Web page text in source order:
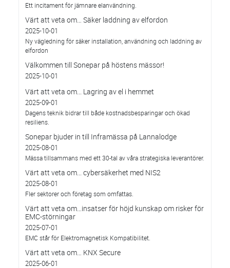
Ett incitament för jämnare elanvändning.
Värt att veta om… Säker laddning av elfordon
2025-10-01
Ny vägledning för säker installation, användning och laddning av
elfordon
Välkommen till Sonepar på höstens mässor!
2025-10-01
Värt att veta om... Lagring av el i hemmet
2025-09-01
Dagens teknik bidrar till både kostnadsbesparingar och ökad
resiliens.
Sonepar bjuder in till Inframässa på Lannalodge
2025-08-01
Mässa tillsammans med ett 30-tal av våra strategiska leverantörer.
Värt att veta om... cybersäkerhet med NIS2
2025-08-01
Fler sektorer och företag som omfattas.
Värt att veta om…insatser för höjd kunskap om risker för
EMC-störningar
2025-07-01
EMC står för Elektromagnetisk Kompatibilitet.
Värt att veta om… KNX Secure
2025-06-01